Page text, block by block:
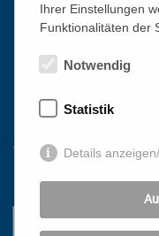
HOME
IMPRESSUM
AGB
Mit freundlicher
Ihrer Einstellungen
Funktionalitäten der
Notwendig
Statistik
Details